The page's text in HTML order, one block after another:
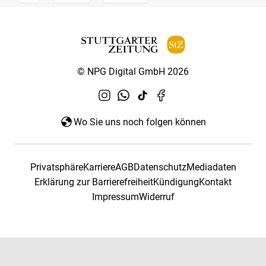
© NPG Digital GmbH 2026
Wo Sie uns noch folgen können
PrivatsphäreKarriereAGBDatenschutzMediadaten
Erklärung zur BarrierefreiheitKündigungKontakt
ImpressumWiderruf